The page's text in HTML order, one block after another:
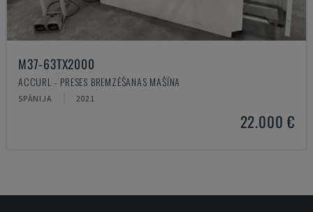
M37-63TX2000
ACCURL - PRESES BREMZĒŠANAS MAŠĪNA
SPĀNIJA 2021
22.000 €